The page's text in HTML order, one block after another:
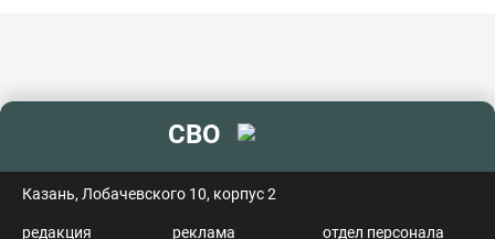
СВО
Казань, Лобачевского 10, корпус 2
редакция
реклама
отдел персонала